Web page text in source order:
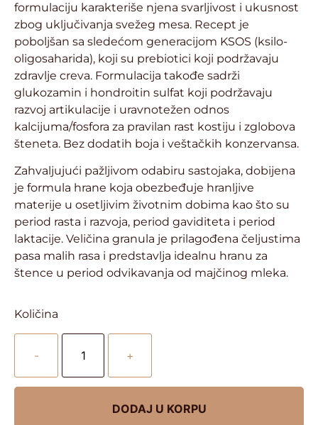
formulaciju karakteriše njena svarljivost i ukusnost
zbog uključivanja svežeg mesa. Recept je
poboljšan sa sledećom generacijom KSOS (ksilo-
oligosaharida), koji su prebiotici koji podržavaju
zdravlje creva. Formulacija takođe sadrži
glukozamin i hondroitin sulfat koji podržavaju
razvoj artikulacije i uravnotežen odnos
kalcijuma/fosfora za pravilan rast kostiju i zglobova
šteneta. Bez dodatih boja i veštačkih konzervansa.
Zahvaljujući pažljivom odabiru sastojaka, dobijena
je formula hrane koja obezbeđuje hranljive
materije u osetljivim životnim dobima kao što su
period rasta i razvoja, period gaviditeta i period
laktacije. Veličina granula je prilagođena čeljustima
pasa malih rasa i predstavlja idealnu hranu za
štence u period odvikavanja od majčinog mleka.
Količina
- +
DODAJ U KORPU